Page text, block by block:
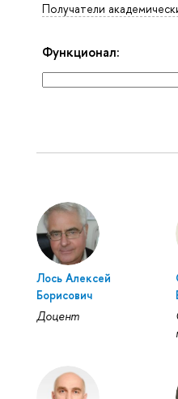
Получатели
Функционал:
Лось Алексей
Борисович
Доцент